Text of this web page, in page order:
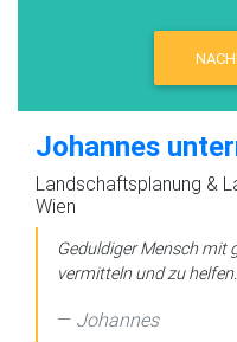
Johannes
Landschaftsplanung &
Wien
Geduldiger Mensch mit
vermitteln und zu helfen.
Johannes